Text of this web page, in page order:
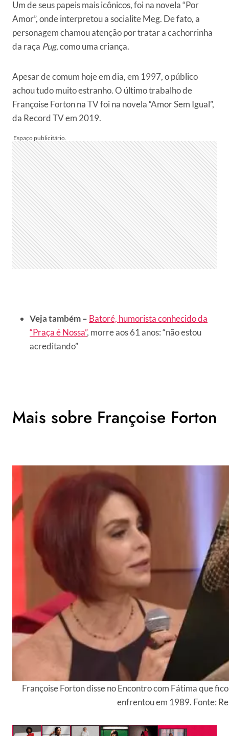
Um de seus papeis mais icônicos, foi na novela “Por
Amor”, onde interpretou a socialite Meg. De fato, a
personagem chamou atenção por tratar a cachorrinha
da raça Pug, como uma criança.
Apesar de comum hoje em dia, em 1997, o público
achou tudo muito estranho. O último trabalho de
Françoise Forton na TV foi na novela “Amor Sem Igual”,
da Record TV em 2019.
Veja também – Batoré, humorista conhecido da
“Praça é Nossa”, morre aos 61 anos: “não estou
acreditando”
Mais sobre Françoise Forton
Françoise Forton disse no Encontro com Fátima que
enfrentou em 1989. Fonte: